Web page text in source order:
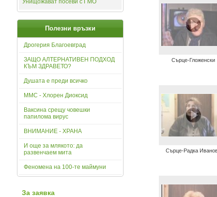
Унищожават посеви с ГМО
Полезни връзки
Дрогерия Благоевград
ЗАЩО АЛТЕРНАТИВЕН ПОДХОД
КЪМ ЗДРАВЕТО?
Душата е преди всичко
ММС - Хлорен Диоксид
Ваксина срещу човешки
папилома вирус
ВНИМАНИЕ - ХРАНА
И още за млякото: да
развенчаем мита
Феномена на 100-те маймуни
За заявка
Сърце-Гложенски
Сърце-Радка